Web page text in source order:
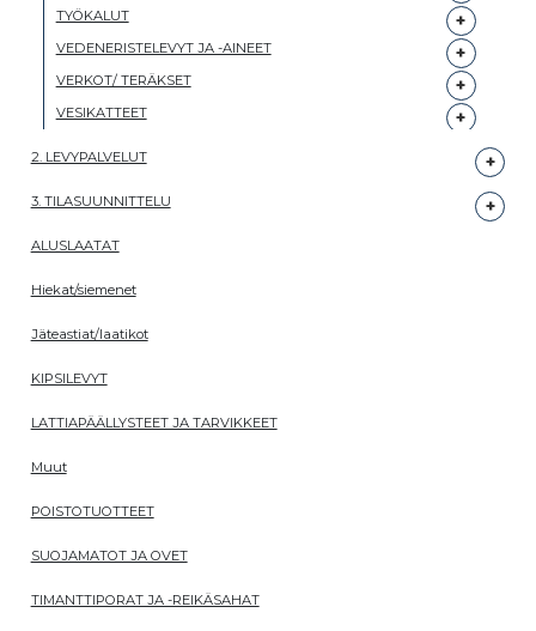
TYÖKALUT
VEDENERISTELEVYT JA -AINEET
VERKOT/ TERÄKSET
VESIKATTEET
2. LEVYPALVELUT
3. TILASUUNNITTELU
ALUSLAATAT
Hiekat/siemenet
Jäteastiat/laatikot
KIPSILEVYT
LATTIAPÄÄLLYSTEET JA TARVIKKEET
Muut
POISTOTUOTTEET
SUOJAMATOT JA OVET
TIMANTTIPORAT JA -REIKÄSAHAT